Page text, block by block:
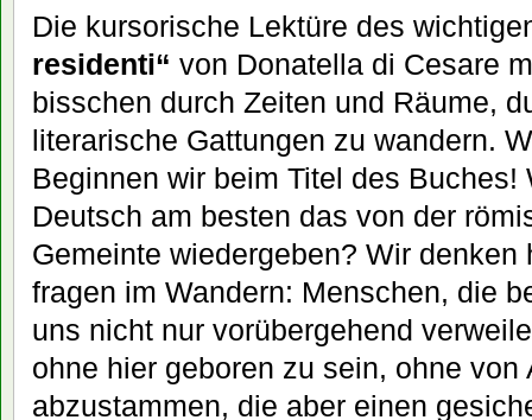
Die kursorische Lektüre des
residenti“ von Donatella di Cesare
bisschen durch Zeiten und Räume,
literarische Gattungen zu wandern.
Beginnen wir beim Titel des Buches!
Deutsch am besten das von der
Gemeinte wiedergeben? Wir denken
fragen im Wandern: Menschen, die
uns nicht nur vorübergehend
ohne hier geboren zu sein, ohne von
abzustammen, die aber einen